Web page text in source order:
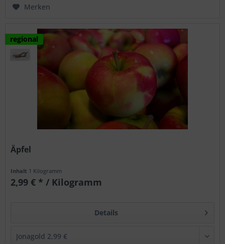
Merken
regional
Äpfel
Inhalt 1 Kilogramm
2,99 € * / Kilogramm
Details